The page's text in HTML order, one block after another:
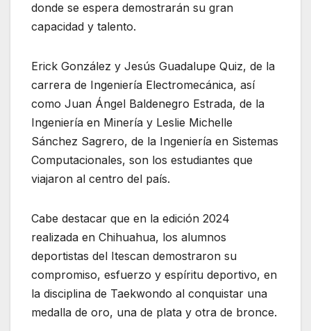
donde se espera demostrarán su gran
capacidad y talento.
Erick González y Jesús Guadalupe Quiz, de la
carrera de Ingeniería Electromecánica, así
como Juan Ángel Baldenegro Estrada, de la
Ingeniería en Minería y Leslie Michelle
Sánchez Sagrero, de la Ingeniería en Sistemas
Computacionales, son los estudiantes que
viajaron al centro del país.
Cabe destacar que en la edición 2024
realizada en Chihuahua, los alumnos
deportistas del Itescan demostraron su
compromiso, esfuerzo y espíritu deportivo, en
la disciplina de Taekwondo al conquistar una
medalla de oro, una de plata y otra de bronce.